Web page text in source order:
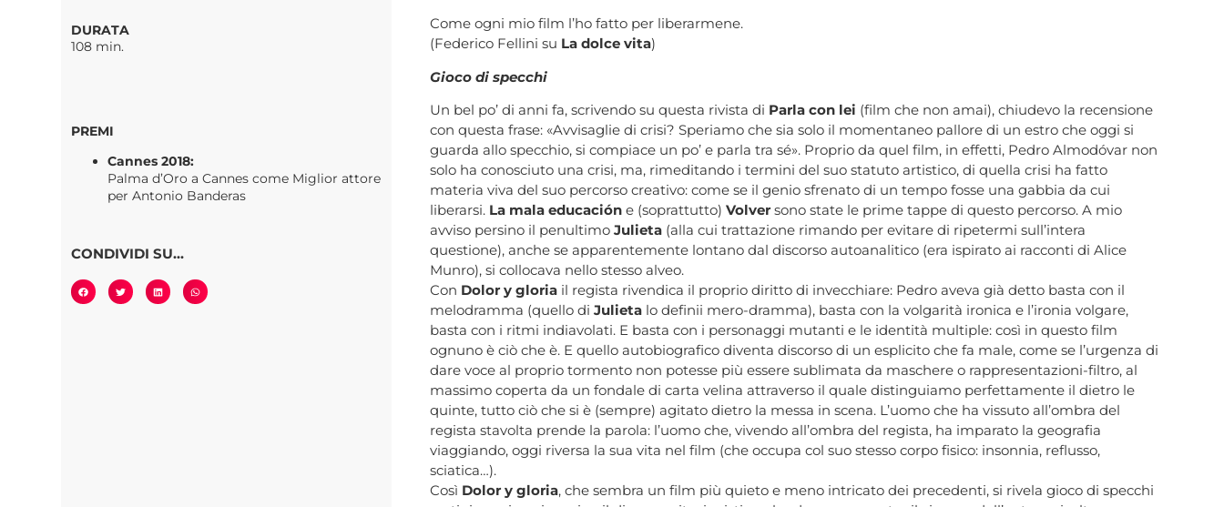
DURATA
108 min.
PREMI
Cannes 2018:
Palma d’Oro a Cannes come Miglior attore
per Antonio Banderas
CONDIVIDI SU...
Come ogni mio film l’ho fatto per liberarmene.
(Federico Fellini su La dolce vita)
Gioco di specchi
Un bel po’ di anni fa, scrivendo su questa rivista di Parla con lei (film che non amai), chiudevo la recensione
con questa frase: «Avvisaglie di crisi? Speriamo che sia solo il momentaneo pallore di un estro che oggi si
guarda allo specchio, si compiace un po’ e parla tra sé». Proprio da quel film, in effetti, Pedro Almodóvar non
solo ha conosciuto una crisi, ma, rimeditando i termini del suo statuto artistico, di quella crisi ha fatto
materia viva del suo percorso creativo: come se il genio sfrenato di un tempo fosse una gabbia da cui
liberarsi. La mala educación e (soprattutto)Volver sono state le prime tappe di questo percorso. A mio
avviso persino il penultimoJulieta (alla cui trattazione rimando per evitare di ripetermi sull’intera
questione), anche se apparentemente lontano dal discorso autoanalitico (era ispirato ai racconti di Alice
Munro), si collocava nello stesso alveo.
Con Dolor y gloria il regista rivendica il proprio diritto di invecchiare: Pedro aveva già detto basta con il
melodramma (quello diJulieta lo definii mero-dramma), basta con la volgarità ironica e l’ironia volgare,
basta con i ritmi indiavolati. E basta con i personaggi mutanti e le identità multiple: così in questo film
ognuno è ciò che è. E quello autobiografico diventa discorso di un esplicito che fa male, come se l’urgenza di
dare voce al proprio tormento non potesse più essere sublimata da maschere o rappresentazioni-filtro, al
massimo coperta da un fondale di carta velina attraverso il quale distinguiamo perfettamente il dietro le
quinte, tutto ciò che si è (sempre) agitato dietro la messa in scena. L’uomo che ha vissuto all’ombra del
regista stavolta prende la parola: l’uomo che, vivendo all’ombra del regista, ha imparato la geografia
viaggiando, oggi riversa la sua vita nel film (che occupa col suo stesso corpo fisico: insonnia, reflusso,
sciatica…).
Così Dolor y gloria, che sembra un film più quieto e meno intricato dei precedenti, si rivela gioco di specchi